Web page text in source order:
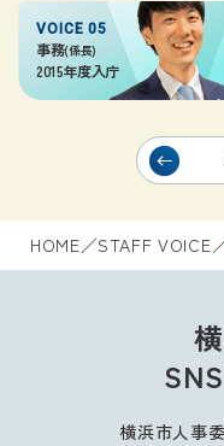
VOICE 05
事務(係長)
2015年度入庁
HOME／STAFF VOICE
横浜市人事